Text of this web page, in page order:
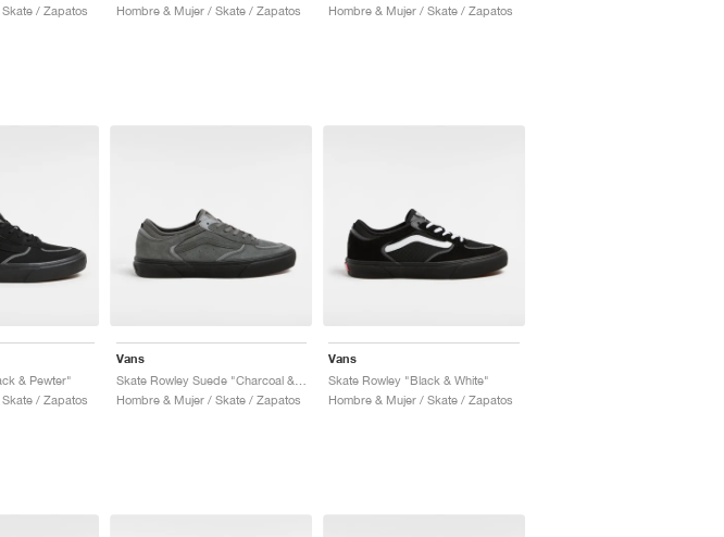
/ Zapatos
Hombre & Mujer / Skate / Zapatos
Hombre & Mujer / Skate / Zapatos
& Pewter"
/ Zapatos
Vans
Hombre & Mujer / Skate / Zapatos
Vans
Skate Rowley "Black & White"
Hombre & Mujer / Skate / Zapatos